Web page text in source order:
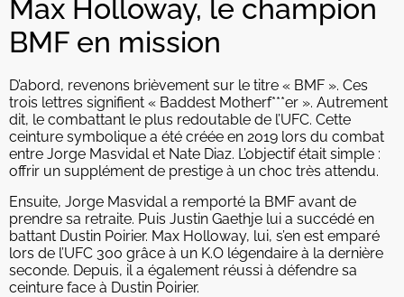
Max Holloway, le champion
BMF en mission
D’abord, revenons brièvement sur le titre « BMF ». Ces
trois lettres signifient « Baddest Motherf***er ». Autrement
dit, le combattant le plus redoutable de l’UFC. Cette
ceinture symbolique a été créée en 2019 lors du combat
entre Jorge Masvidal et Nate Diaz. L’objectif était simple :
offrir un supplément de prestige à un choc très attendu.
Ensuite, Jorge Masvidal a remporté la BMF avant de
prendre sa retraite. Puis Justin Gaethje lui a succédé en
battant Dustin Poirier. Max Holloway, lui, s’en est emparé
lors de l’UFC 300 grâce à un K.O légendaire à la dernière
seconde. Depuis, il a également réussi à défendre sa
ceinture face à Dustin Poirier.